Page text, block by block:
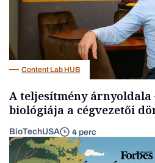
Content Lab HUB
A teljesítmény árnyoldala
biológiája a cégvezetői
BioTechUSA 4 perc